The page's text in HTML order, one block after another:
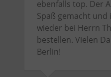
ebenfalls top. Der
Spaß gemacht
wieder bei Herrn
bestellen. Vielen
Berlin!